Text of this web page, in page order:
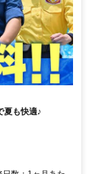
夏も快適♪